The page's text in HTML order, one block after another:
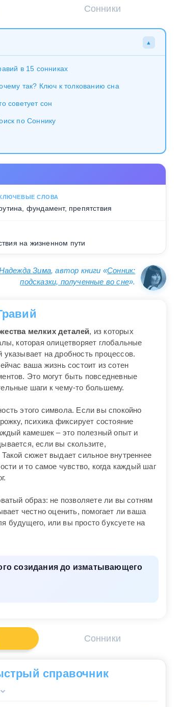
Сонники
▲
в 15 сонниках
так? Ключ к толкованию сна
советует сон
по Соннику
КЛЮЧЕВЫЕ СЛОВА
фундамент, препятствия
на жизненном пути
Зима, автор книги «Сонник:
подсказки, полученные во сне».
мелких деталей, из которых
которая олицетворяет глобальные
на дробность процессов.
ваша жизнь состоит из сотен
Это могут быть повседневные
шаги к чему-то большему.
этого символа. Если вы спокойно
психика фиксирует состояние
камешек – это полезный опыт и
если вы скользите,
сюжет выдает сильное внутреннее
и то самое чувство, когда каждый шаг
образ: не позволяете ли вы сотням
честно оценить, помогает ли ваша
будущего, или вы просто буксуете на
созидания до изматывающего
Сонники
справочник